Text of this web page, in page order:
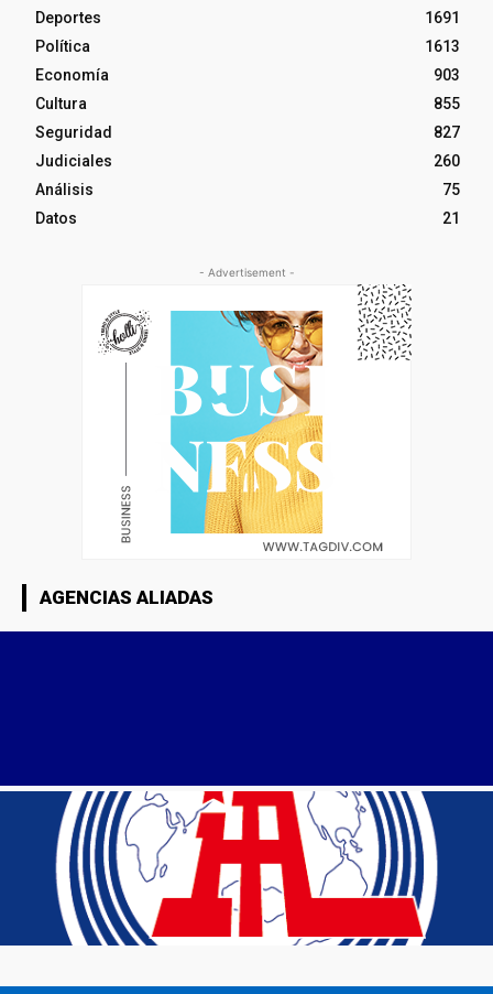
Deportes
1691
Política
1613
Economía
903
Cultura
855
Seguridad
827
Judiciales
260
Análisis
75
Datos
21
- Advertisement -
AGENCIAS ALIADAS